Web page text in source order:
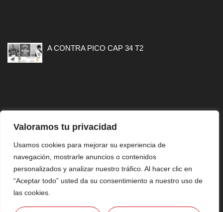
Valoramos tu privacidad
Usamos cookies para mejorar su experiencia de
navegación, mostrarle anuncios o contenidos
personalizados y analizar nuestro tráfico. Al hacer clic en
“Aceptar todo” usted da su consentimiento a nuestro uso de
las cookies.
A CONTRA PICO CAP 34 T2
CONTACTO
AVISO LEGAL